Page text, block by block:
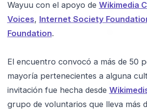
Wayuu con el apoyo de Wikimedia
Voices, Internet Society
Foundation.
El encuentro convocó a más de 50
mayoría pertenecientes a alguna
invitación fue hecha desde
grupo de voluntarios que lleva más